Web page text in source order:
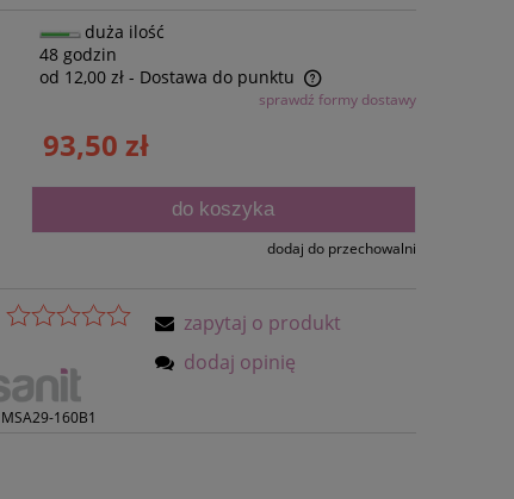
duża ilość
48 godzin
od 12,00 zł - Dostawa do punktu
Cena nie zawiera ewentualnych kosztów
płatności
sprawdź formy dostawy
93,50 zł
do koszyka
dodaj do przechowalni
MSA29-160B1
zapytaj o produkt
dodaj opinię